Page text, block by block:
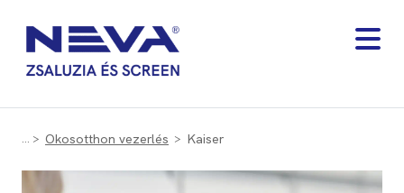
Okosotthon vezerlés Kaiser